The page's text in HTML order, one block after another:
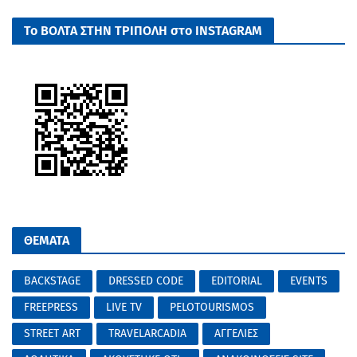
Το ΒΟΛΤΑ ΣΤΗΝ ΤΡΙΠΟΛΗ στο INSTAGRAM
ΘΕΜΑΤΑ
BACKSTAGE DRESSED CODE EDITORIAL
EVENTS
FREEPRESS
LIVE TV
PELOTOURISMOS
STREET ART
TRAVELARCADIA
ΑΓΓΕΛΙΕΣ